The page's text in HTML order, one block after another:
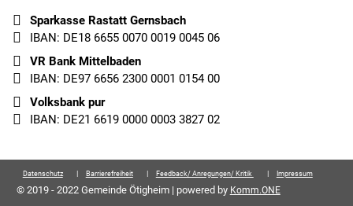
Sparkasse Rastatt Gernsbach
IBAN: DE18 6655 0070 0019 0045 06
VR Bank Mittelbaden
IBAN: DE97 6656 2300 0001 0154 00
Volksbank pur
IBAN: DE21 6619 0000 0003 3827 02
Datenschutz Barrierefreiheit Feedback/ Anregungen/ Kritik Impressum
© 2019 - 2022 Gemeinde Ötigheim | powered by Komm.ONE